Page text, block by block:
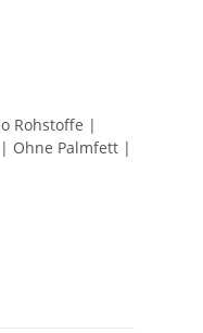
Rohstoffe |
Ohne Palmfett |